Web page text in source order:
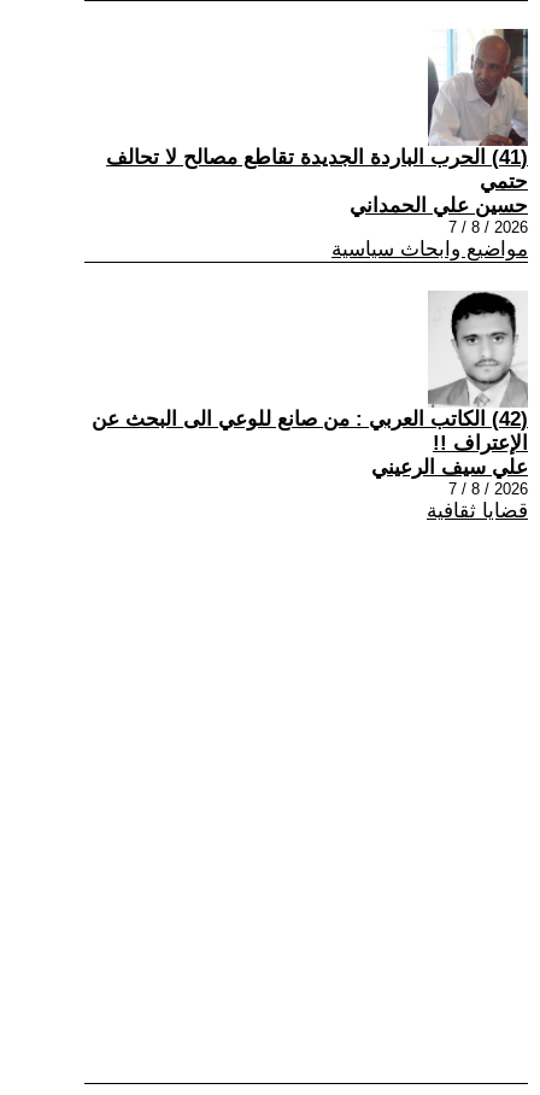
(41) الحرب الباردة الجديدة تقاطع مصالح لا تحالف
حتمي
حسين علي الحمداني
2026 / 8 / 7
مواضيع وابحاث سياسية
(42) الكاتب العربي : من صانع للوعي الى البحث عن
الإعتراف !!
علي سيف الرعيني
2026 / 8 / 7
قضايا ثقافية